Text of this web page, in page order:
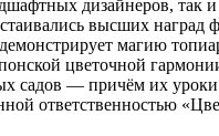
дизайнеров, так
высших наград
магию
цветочной
садов — причём их
ответственностью